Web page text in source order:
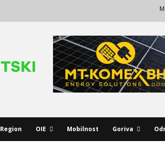
Region OIE Mobilnost Goriva